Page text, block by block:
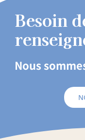
Besoin
Nous